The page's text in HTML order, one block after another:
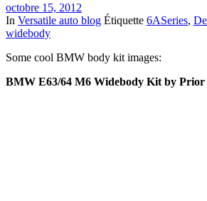
octobre 15, 2012
In Versatile auto blog Étiquette 6ASeries,
widebody
Some cool BMW body kit images:
BMW E63/64 M6 Widebody Kit by Prior